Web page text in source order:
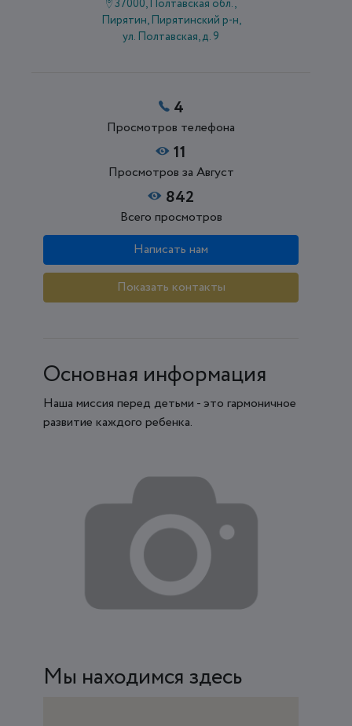
37000, Полтавская обл.,
Пирятин, Пирятинский р-н,
ул. Полтавская, д. 9
4
Просмотров телефона
11
Просмотров за Август
842
Всего просмотров
Написать нам
Показать контакты
Основная информация
Наша миссия перед детьми - это гармоничное
развитие каждого ребенка.
Мы находимся здесь